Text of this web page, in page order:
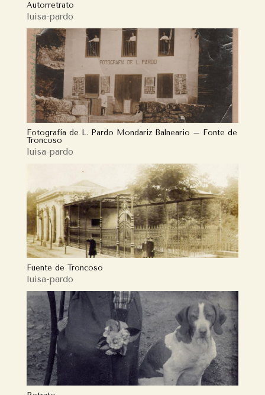
Autorretrato
luisa-pardo
Fotografía de L. Pardo Mondariz Balneario – Fonte de
Troncoso
luisa-pardo
Fuente de Troncoso
luisa-pardo